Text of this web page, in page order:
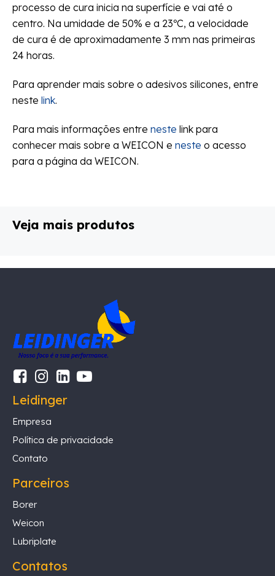
processo de cura inicia na superfície e vai até o
centro. Na umidade de 50% e a 23ºC, a velocidade
de cura é de aproximadamente 3 mm nas primeiras
24 horas.
Para aprender mais sobre o adesivos silicones, entre
neste link.
Para mais informações entre neste link para
conhecer mais sobre a WEICON e neste o acesso
para a página da WEICON.
Veja mais produtos
Leidinger
Empresa
Política de privacidade
Contato
Parceiros
Borer
Weicon
Lubriplate
Contatos